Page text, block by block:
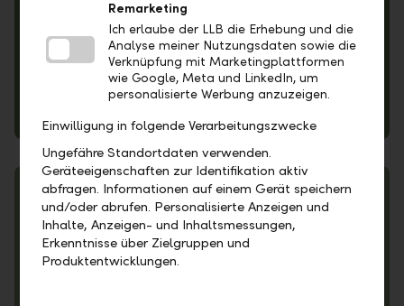
Remarketing
Ich erlaube der LLB die Erhebung und die
Analyse meiner Nutzungsdaten sowie die
Verknüpfung mit Marketingplattformen
wie Google, Meta und LinkedIn, um
personalisierte Werbung anzuzeigen.
Einwilligung in folgende Verarbeitungszwecke
Ungefähre Standortdaten verwenden.
Geräteeigenschaften zur Identifikation aktiv
abfragen. Informationen auf einem Gerät speichern
und/oder abrufen. Personalisierte Anzeigen und
Inhalte, Anzeigen- und Inhaltsmessungen,
Erkenntnisse über Zielgruppen und
Produktentwicklungen.